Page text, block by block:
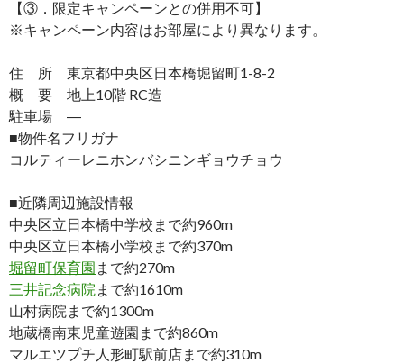
【③．限定キャンペーンとの併用不可】
※キャンペーン内容はお部屋により異なります。
住 所 東京都中央区日本橋堀留町1-8-2
概 要 地上10階 RC造
駐車場 ―
■物件名フリガナ
コルティーレニホンバシニンギョウチョウ
■近隣周辺施設情報
中央区立日本橋中学校まで約960m
中央区立日本橋小学校まで約370m
堀留町保育園 まで約270m
三井記念病院 まで約1610m
山村病院まで約1300m
地蔵橋南東児童遊園まで約860m
マルエツプチ人形町駅前店まで約310m